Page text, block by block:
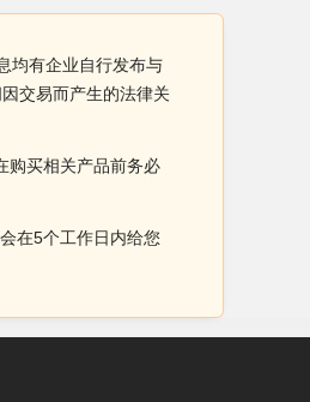
均有企业自行发布与
交易而产生的法律关
购买相关产品前务必
在5个工作日内给您